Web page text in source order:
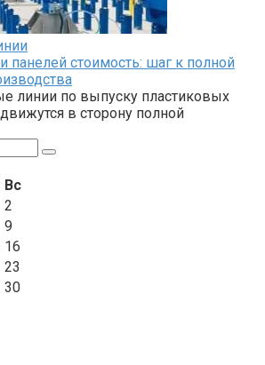
панелей стоимость: шаг к полной
линии по выпуску пластиковых
в сторону полной
Вс
2
9
16
23
30